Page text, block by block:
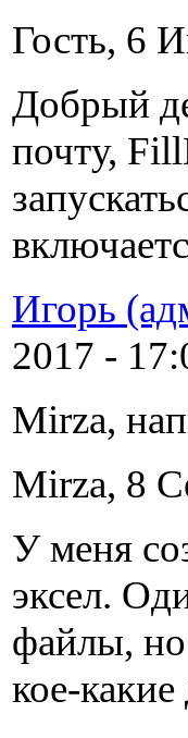
Гость, 6
Добрый
почту,
Игорь
2017 -
Mirza,
Mirza, 8
У меня
эксел.
файлы, но
кое-